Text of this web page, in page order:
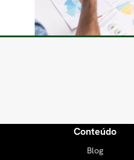
Conteúdo
Blog